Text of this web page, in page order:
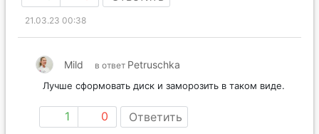
21.03.23 00:38
Mild в ответ Petruschka
Лучше сформовать диск и заморозить в таком виде.
1 0 Ответить